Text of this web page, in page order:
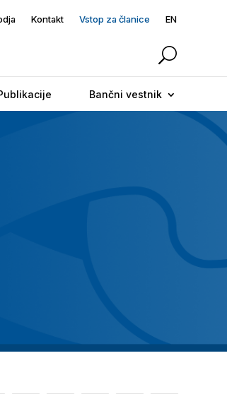
Kontakt Vstop za članice EN
Bančni vestnik